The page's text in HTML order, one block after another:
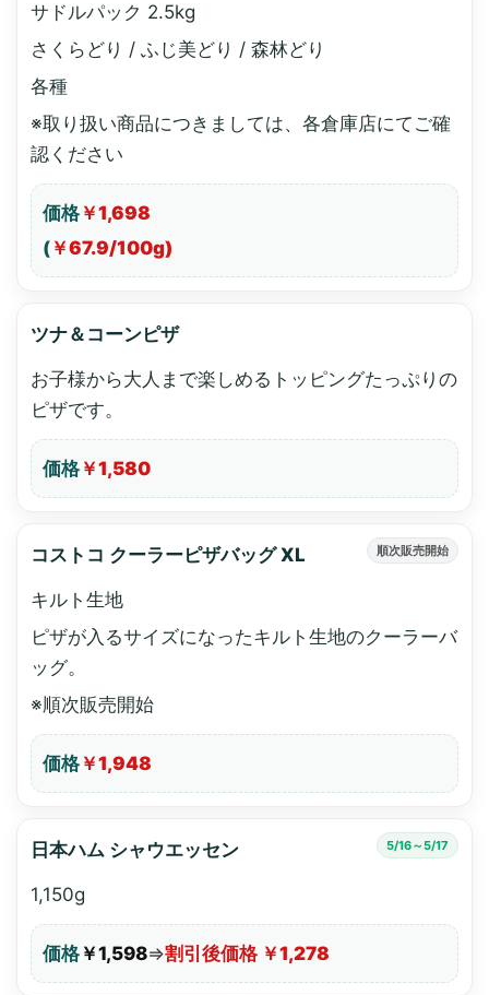
サドルパック 2.5kg
さくらどり / ふじ美どり / 森林どり
各種
※取り扱い商品につきましては、各倉庫店にてご確
認ください
価格 ￥1,698
( ￥67.9/100g)
ツナ＆コーンピザ
お子様から大人まで楽しめるトッピングたっぷりの
ピザです。
価格 ￥1,580
コストコ クーラーピザバッグ XL 順次販売開始
キルト生地
ピザが入るサイズになったキルト生地のクーラーバ
ッグ。
※順次販売開始
価格 ￥1,948
日本ハム シャウエッセン 5/16～5/17
1,150g
価格 ￥1,598⇒割引後価格 ￥1,278